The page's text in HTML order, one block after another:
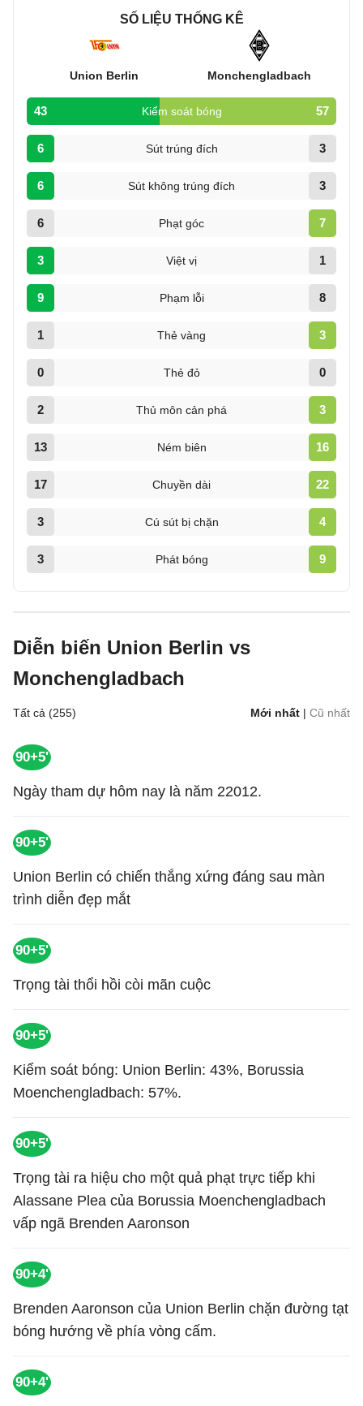
SỐ LIỆU THỐNG KÊ
Union Berlin Monchengladbach
43 Kiểm soát bóng 57
6 Sút trúng đích 3
6 Sút không trúng đích 3
6 Phạt góc 7
3 Việt vị 1
9 Phạm lỗi 8
1 Thẻ vàng 3
0 Thẻ đỏ 0
2 Thủ môn cản phá 3
13 Ném biên 16
17 Chuyền dài 22
3 Cú sút bị chặn 4
3 Phát bóng 9
Diễn biến Union Berlin vs
Monchengladbach
Tất cả (255) Mới nhất | Cũ nhất
90+5'
Ngày tham dự hôm nay là năm 22012.
90+5'
Union Berlin có chiến thắng xứng đáng sau màn
trình diễn đẹp mắt
90+5'
Trọng tài thổi hồi còi mãn cuộc
90+5'
Kiểm soát bóng: Union Berlin: 43%, Borussia
Moenchengladbach: 57%.
90+5'
Trọng tài ra hiệu cho một quả phạt trực tiếp khi
Alassane Plea của Borussia Moenchengladbach
vấp ngã Brenden Aaronson
90+4'
Brenden Aaronson của Union Berlin chặn đường tạt
bóng hướng về phía vòng cấm.
90+4'